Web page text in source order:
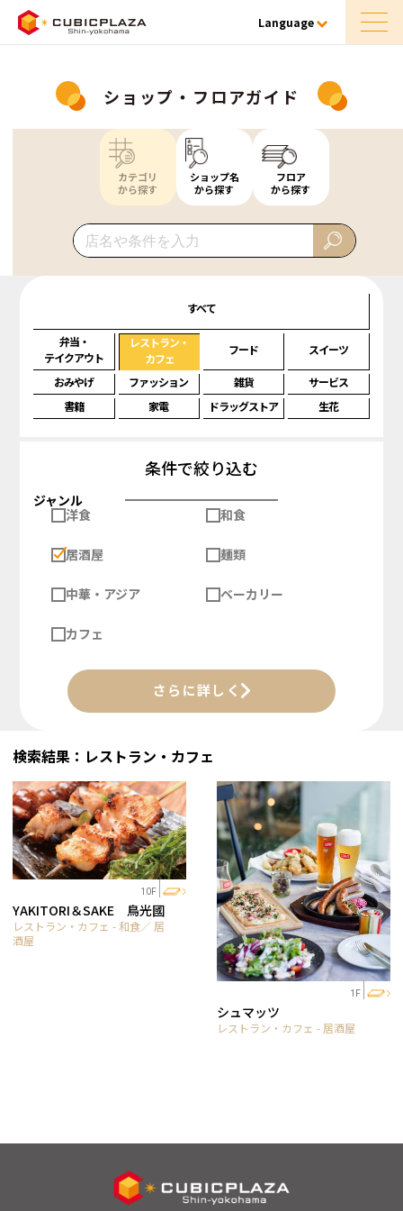
Language
ショップ・フロアガイド
カテゴリ
から探す
ショップ名
から探す
フロア
から探す
すべて
弁当・
テイクアウト
レストラン・
カフェ
フード スイーツ
おみやげ ファッション 雑貨
サービス
書籍
家電 ドラッグストア 生花
条件で絞り込む
ジャンル
洋食
和食
居酒屋 麺類
中華・アジア ベーカリー
カフェ
さらに詳しく
検索結果：レストラン・カフェ
10F
YAKITORI＆SAKE 鳥光國
レストラン・カフェ - 和食／ 居
酒屋
1F
シュマッツ
レストラン・カフェ - 居酒屋